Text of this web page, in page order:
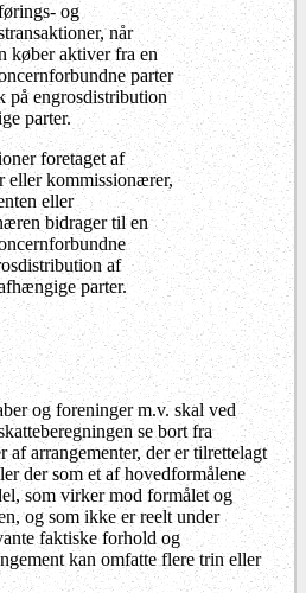
og
når
køber aktiver fra en
parter
på engrosdistribution
parter.
foretaget af
eller kommissionærer,
eller
bidrager til en
af
parter.
og foreninger m.v. skal ved
se bort fra
af arrangementer, der er tilrettelagt
der som et af hovedformålene
som virker mod formålet og
og som ikke er reelt under
faktiske forhold og
kan omfatte flere trin eller